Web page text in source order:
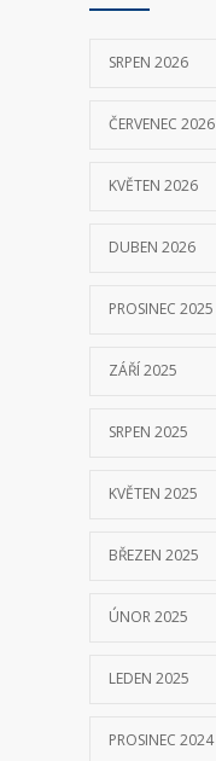
SRPEN 2026
ČERVENEC 2026
KVĚTEN 2026
DUBEN 2026
PROSINEC 2025
ZÁŘÍ 2025
SRPEN 2025
KVĚTEN 2025
BŘEZEN 2025
ÚNOR 2025
LEDEN 2025
PROSINEC 2024